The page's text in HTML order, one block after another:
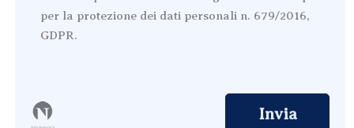
per la protezione dei dati personali n. 679/2016,
GDPR.